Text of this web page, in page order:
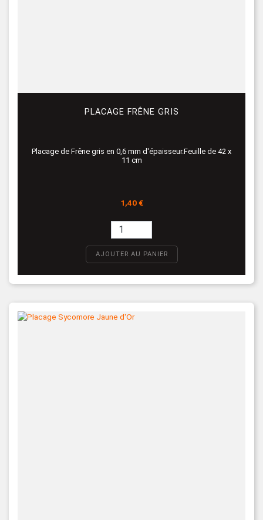
PLACAGE FRÊNE GRIS
Placage de Frêne gris en 0,6 mm d'épaisseur.Feuille de 42 x
11 cm
Prix
1,40 €
AJOUTER AU PANIER